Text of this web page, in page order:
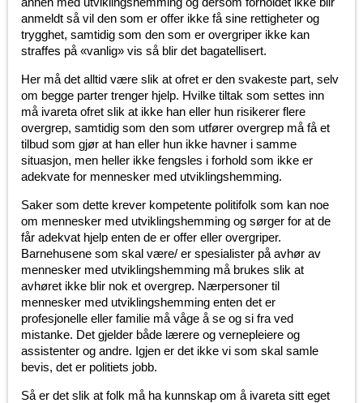
anmeldt så vil den som er offer ikke få sine rettigheter og
trygghet, samtidig som den som er overgriper ikke kan
straffes på «vanlig» vis så blir det bagatellisert.
Her må det alltid være slik at ofret er den svakeste part, selv
om begge parter trenger hjelp. Hvilke tiltak som settes inn
må ivareta ofret slik at ikke han eller hun risikerer flere
overgrep, samtidig som den som utfører overgrep må få et
tilbud som gjør at han eller hun ikke havner i samme
situasjon, men heller ikke fengsles i forhold som ikke er
adekvate for mennesker med utviklingshemming.
Saker som dette krever kompetente politifolk som kan noe
om mennesker med utviklingshemming og sørger for at de
får adekvat hjelp enten de er offer eller overgriper.
Barnehusene som skal være/ er spesialister på avhør av
mennesker med utviklingshemming må brukes slik at
avhøret ikke blir nok et overgrep. Nærpersoner til
mennesker med utviklingshemming enten det er
profesjonelle eller familie må våge å se og si fra ved
mistanke. Det gjelder både lærere og vernepleiere og
assistenter og andre. Igjen er det ikke vi som skal samle
bevis, det er politiets jobb.
Så er det slik at folk må ha kunnskap om å ivareta sitt eget